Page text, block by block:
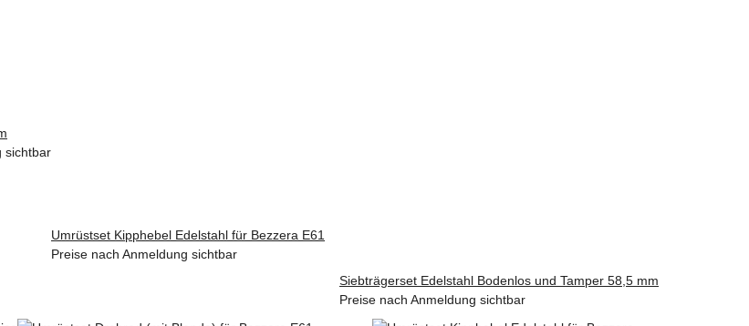
sichtbar
Umrüstset Kipphebel Edelstahl für Bezzera E61
Preise nach Anmeldung sichtbar
Siebträgerset Edelstahl Bodenlos und Tamper 58,5 mm
Preise nach Anmeldung sichtbar